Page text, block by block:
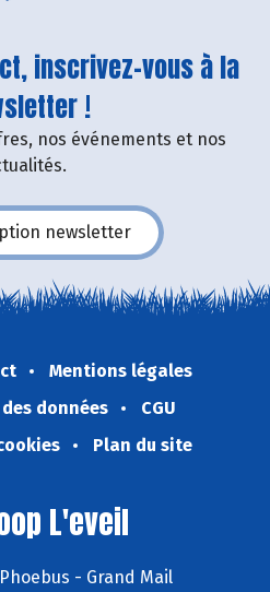
inscrivez-vous à la
!
nos événements et nos
newsletter
Mentions légales
données
CGU
Plan du site
L'eveil
- Grand Mail